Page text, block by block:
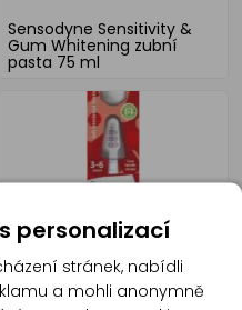
Sensodyne Sensitivity &
Gum Whitening zubní
pasta 75 ml
Sensodyne Pronamel zubní
kartáček pro děti 1 ks
personalizací
stránek, nabídli
a mohli anonymně